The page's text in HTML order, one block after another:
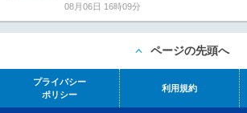
08月06日 16時09分
ページの先頭へ
プライバシー
ポリシー
利用規約